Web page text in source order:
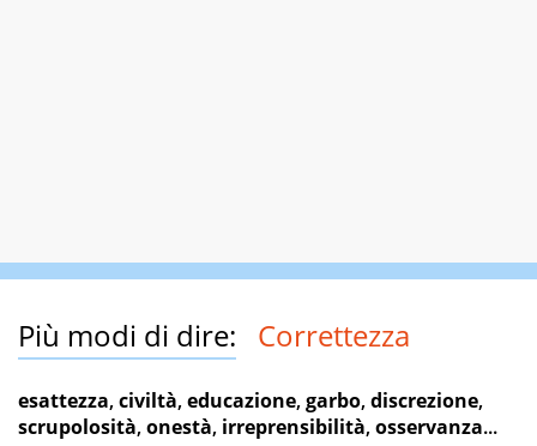
Più modi di dire: Correttezza
esattezza,civiltà,educazione,garbo,discrezione,
scrupolosità,onestà, irreprensibilità,osservanza...